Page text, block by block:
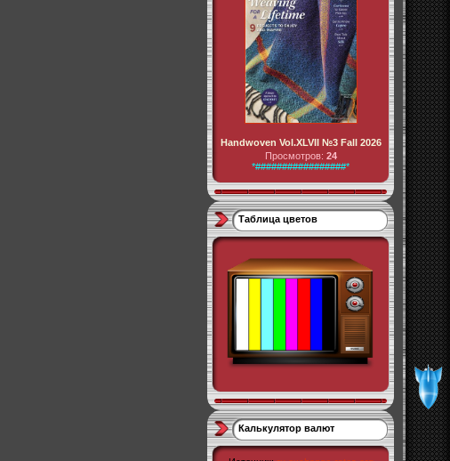
Handwoven Vol.XLVII №3 Fall 2026
Просмотров: 24
*#################*
Таблица цветов
Калькулятор валют